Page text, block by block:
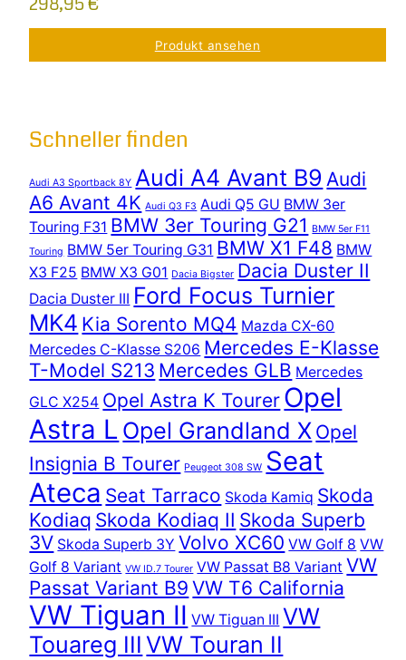
Produkt ansehen
Schneller finden
Audi A3 Sportback 8Y Audi A4 Avant B9 Audi
A6 Avant 4K Audi Q3 F3 Audi Q5 GU BMW 3er
Touring F31 BMW 3er Touring G21
BMW 5er F11
Touring BMW 5er Touring G31 BMW X1 F48 BMW
X3 F25 BMW X3 G01 Dacia Bigster Dacia Duster II
Dacia Duster III Ford Focus Turnier
MK4 Kia Sorento MQ4 Mazda CX-60
Mercedes C-Klasse S206 Mercedes E-Klasse
T-Model S213 Mercedes GLB Mercedes
GLC X254 Opel Astra K Tourer Opel
Astra L Opel Grandland X Opel
Insignia B Tourer Peugeot 308 SW Seat
Ateca Seat Tarraco Skoda Kamiq Skoda
Kodiaq Skoda Kodiaq II Skoda Superb
3V Skoda Superb 3Y Volvo XC60 VW Golf 8 VW
Golf 8 Variant VW ID.7 Tourer VW Passat B8 Variant VW
Passat Variant B9 VW T6 California
VW Tiguan II VW Tiguan III VW
Touareg III VW Touran II